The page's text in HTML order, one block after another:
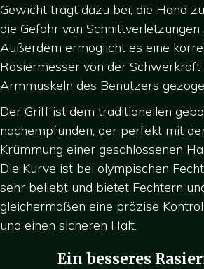
Gewicht trägt dazu bei, die Hand
die Gefahr von
Außerdem ermöglicht es eine
Rasiermesser von der Schwerkraft
Armmuskeln des Benutzers
Der Griff ist dem traditionellen
nachempfunden, der perfekt mit
Krümmung einer geschlossenen
Die Kurve ist bei olympischen
sehr beliebt und bietet Fechtern
gleichermaßen eine präzise
und einen sicheren Halt.
Ein besseres